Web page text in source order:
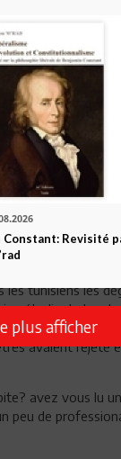
uns après les
à l'homme,
avenir. Voilà
éducation et si
devraient être
un jour
avez fait sur
et ses
tunisienne ...
les tunisiens les
étudiant chez
! Lamentable !
avaient rejeté
avez vous lu
peu de
Constant: Revisité
plus afficher